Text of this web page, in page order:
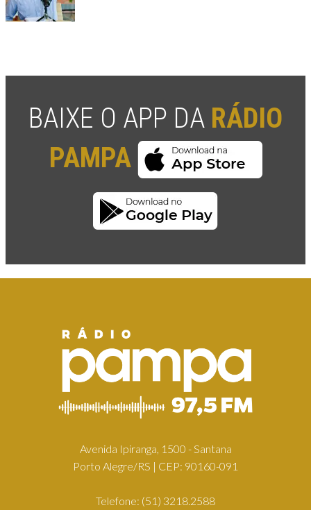
BAIXE O APP DA RÁDIO
PAMPA
Avenida Ipiranga, 1500 - Santana
Porto Alegre/RS | CEP: 90160-091
Telefone: (51) 3218.2588